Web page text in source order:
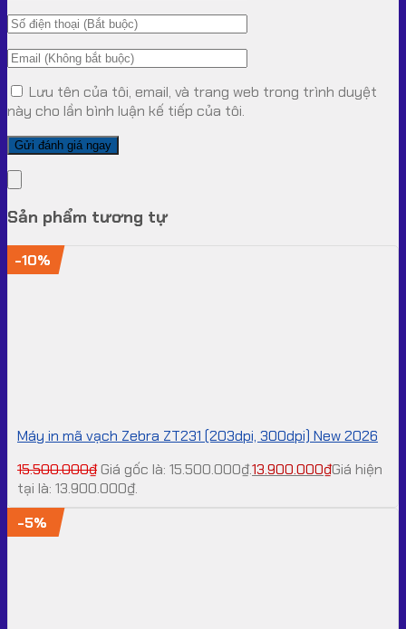
Lưu tên của tôi, email, và trang web trong trình duyệt
này cho lần bình luận kế tiếp của tôi.
Sản phẩm tương tự
-10%
Máy in mã vạch Zebra ZT231 (203dpi, 300dpi) New 2026
15.500.000₫Giá gốc là: 15.500.000₫.13.900.000₫Giá hiện
tại là: 13.900.000₫.
-5%